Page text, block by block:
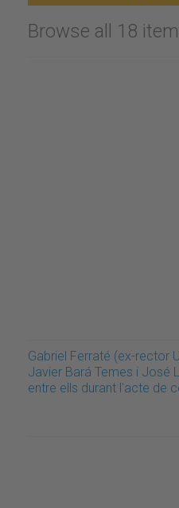
Browse all 18
Gabriel Ferraté (ex-rector
Javier Bará Temes i José
entre ells durant l'acte de